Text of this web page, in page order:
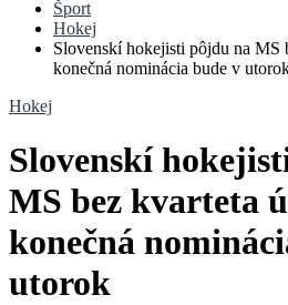
Šport
Hokej
Slovenskí hokejisti pôjdu na MS
konečná nominácia bude v
Hokej
Slovenskí
MS bez kvarteta
konečná
utorok